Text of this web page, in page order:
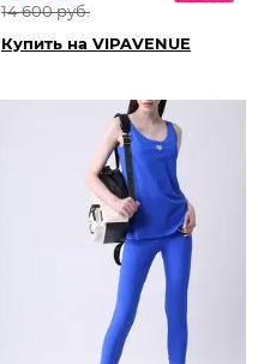
14 600 руб.
Купить на VIPAVENUE